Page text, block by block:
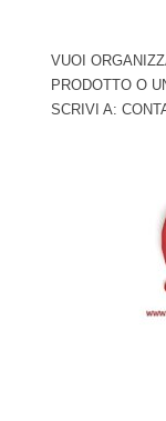
VUOI
PRODOTTO O
SCRIVI A: